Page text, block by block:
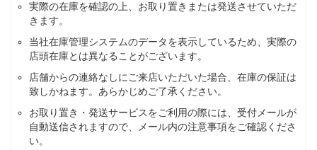
実際の在庫を確認の上、お取り置きまたは発送させていただ
きます。
当社在庫管理システムのデータを表示しているため、実際の
店頭在庫とは異なることがございます。
店舗からの連絡なしにご来店いただいた場合、在庫の保証は
致しかねます。あらかじめご了承ください。
お取り置き・発送サービスをご利用の際には、受付メールが
自動送信されますので、メール内の注意事項をご確認くださ
い。